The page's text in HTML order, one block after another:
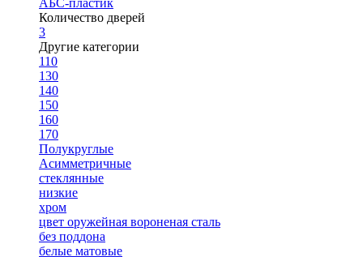
АБС-пластик
Количество дверей
3
Другие категории
110
130
140
150
160
170
Полукруглые
Асимметричные
стеклянные
низкие
хром
цвет оружейная вороненая сталь
без поддона
белые матовые